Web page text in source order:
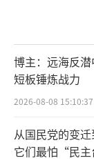
博主：远海反
短板锤炼战力
2026-08-08 15:10:37
从国民党的变迁
它们最怕“民